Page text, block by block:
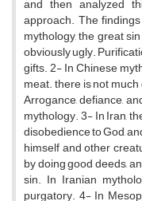
and then analyzed
approach. The
mythology, the great
obviously ugly.
gifts. 2- In Chinese
meat. there is not
Arrogance, defiance,
mythology. 3- In Iran,
disobedience to God,
himself and other
by doing good deeds,
sin. In Iranian
purgatory. 4- In